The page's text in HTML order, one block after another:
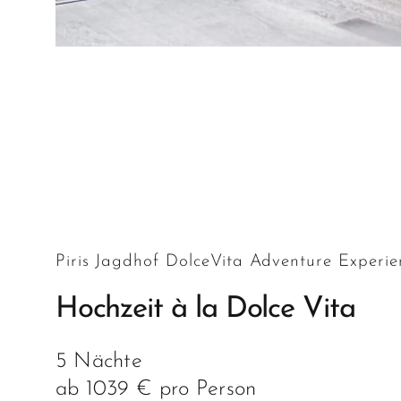
Piris Jagdhof DolceVita Adventure
Hochzeit à la Dolce Vita
5 Nächte
ab 1039 € pro Person